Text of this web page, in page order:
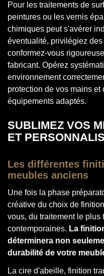
Pour les traitements de
peintures ou les vernis
chimiques peut s'avérer
éventualité, privilégiez
conformez-vous
fabricant. Opérez
environnement
protection de vos mains et
équipements adaptés.
SUBLIMEZ VOS
ET
Les différentes
meubles anciens
Une fois la phase
créative du choix de
vous, du traitement le
contemporaines. La
déterminera non
durabilité de votre
La cire d'abeille, finition